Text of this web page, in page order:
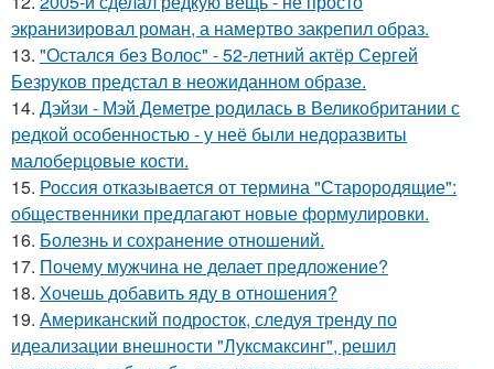
экранизировал роман, а намертво закрепил образ.
13. "Остался без Волос" - 52-летний актёр Сергей
Безруков предстал в неожиданном образе.
14. Дэйзи - Мэй Деметре родилась в Великобритании с
редкой особенностью - у неё были недоразвиты
малоберцовые кости.
15. Россия отказывается от термина "Старородящие":
общественники предлагают новые формулировки.
16. Болезнь и сохранение отношений.
17. Почему мужчина не делает предложение?
18. Хочешь добавить яду в отношения?
19. Американский подросток, следуя тренду по
идеализации внешности "Луксмаксинг", решил